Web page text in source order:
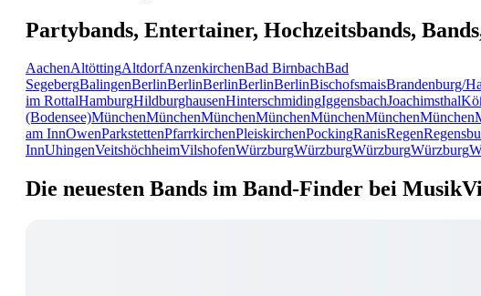
Partybands, Entertainer, Hochzeitsbands,
AachenAltöttingAltdorfAnzenkirchenBad BirnbachBad
SegebergBalingenBerlinBerlinBerlinBerlinBerlinBischofsmaisBrandenburg/
im RottalHamburgHildburghausenHinterschmidingIggensbachJoachimsthal
(Bodensee)MünchenMünchenMünchenMünchenMünchenMünchenMünchen
am InnOwenParkstettenPfarrkirchenPleiskirchenPockingRanisRegen
InnUhingenVeitshöchheimVilshofenWürzburgWürzburgWürzburgWürzburg
Die neuesten Bands im Band-Finder bei